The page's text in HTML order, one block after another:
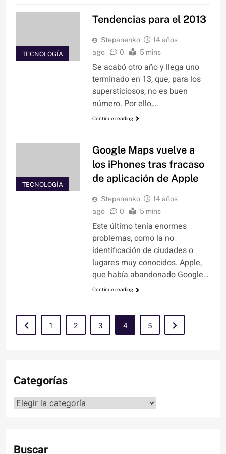
TECNOLOGÍA
Tendencias para el 2013
Stepanenko
14 años
ago
0 5 mins
Se acabó otro año y llega uno
terminado en 13, que, para los
supersticiosos, no es buen
número. Por ello,…
Continue reading
TECNOLOGÍA
Google Maps vuelve a
los iPhones tras fracaso
de aplicación de Apple
Stepanenko
14 años
ago
0 5 mins
Este último tenía enormes
problemas, como la no
identificación de ciudades o
lugares muy conocidos. Apple,
que había abandonado Google…
Continue reading
1 2 3 4 5
Categorías
Categorías
Buscar